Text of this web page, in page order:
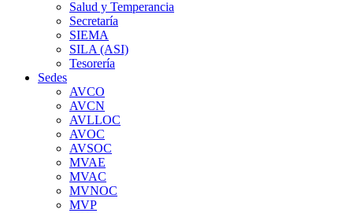
Salud y Temperancia
Secretaría
SIEMA
SILA (ASI)
Tesorería
Sedes
AVCO
AVCN
AVLLOC
AVOC
AVSOC
MVAE
MVAC
MVNOC
MVP